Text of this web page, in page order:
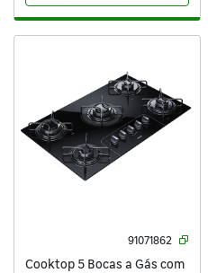
91071862
Cooktop 5 Bocas a Gás com